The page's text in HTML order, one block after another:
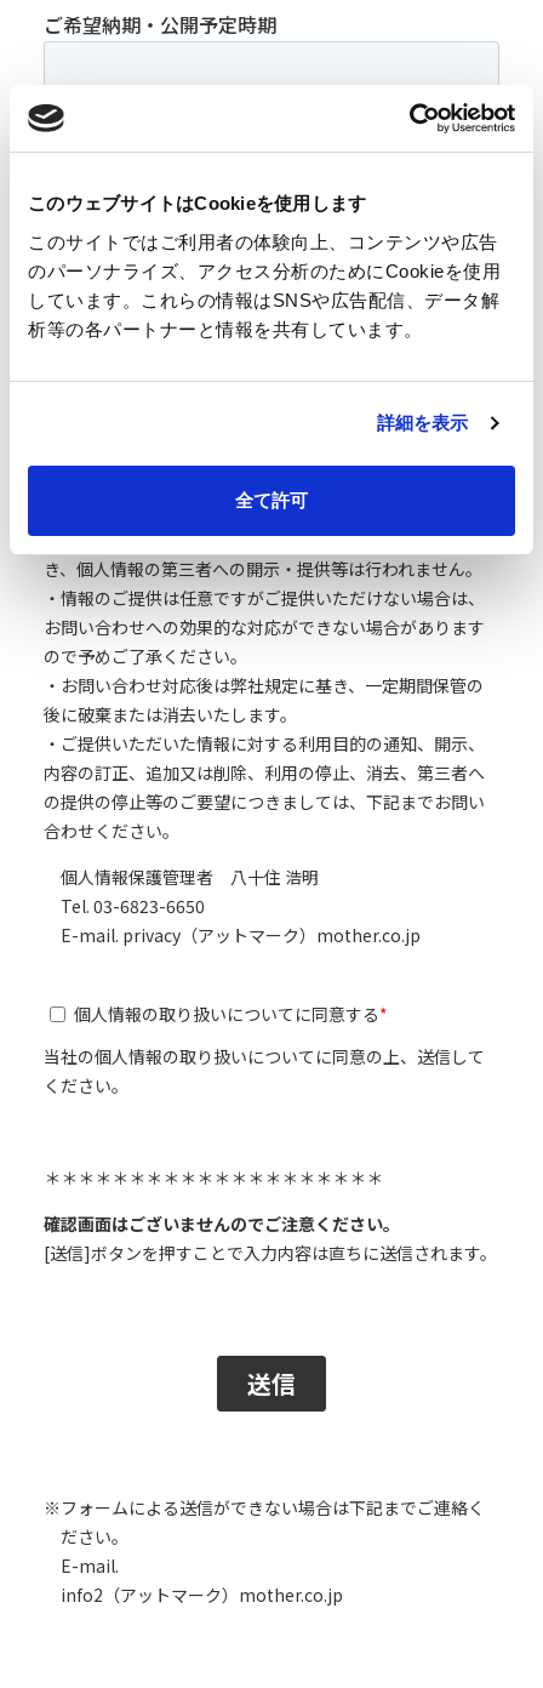
このウェブサイトはCookieを使用します
このサイトではご利用者の体験向上、コンテンツや広告
のパーソナライズ、アクセス分析のためにCookieを使用
しています。これらの情報はSNSや広告配信、データ解
析等の各パートナーと情報を共有しています。
詳細を表示
全て許可
※フォームによる送信ができない場合は下記までご連絡く
ださい。
E-mail.
info2（アットマーク）mother.co.jp